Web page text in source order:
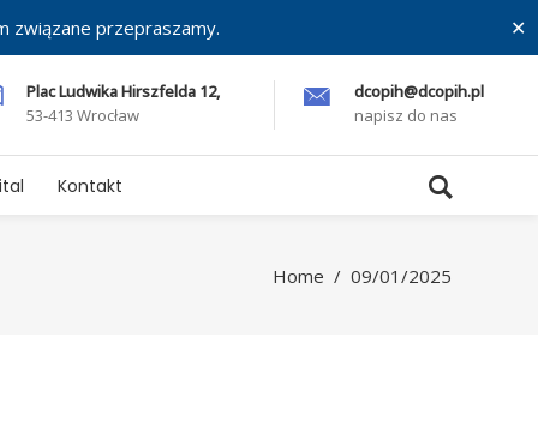
związane przepraszamy. ✕
Plac Ludwika Hirszfelda 12,
53-413 Wrocław
dcopih@dcopih.pl
napisz do nas
Kontakt
Home / 09/01/2025